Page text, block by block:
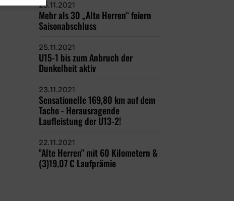
25.11.2021
Mehr als 30 „Alte Herren“ feiern
Saisonabschluss
25.11.2021
U15-1 bis zum Anbruch der
Dunkelheit aktiv
23.11.2021
Sensationelle 169,80 km auf dem
Tacho - Herausragende
Laufleistung der U13-2!
22.11.2021
"Alte Herren" mit 60 Kilometern &
(3)19,07 € Laufprämie